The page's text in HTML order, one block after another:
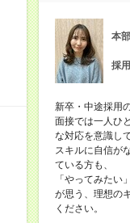
本
採
新卒・中途採用
面接では一人ひ
な対応を意識し
スキルに自信が
ている方も、
「やってみたい
が思う、理想の
ください。